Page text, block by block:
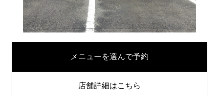
メニューを選んで予約
店舗詳細はこちら